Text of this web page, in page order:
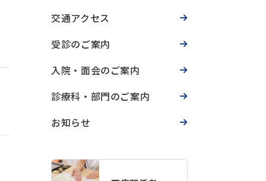
交通アクセス
受診のご案内
入院・面会のご案内
診療科・部門のご案内
お知らせ